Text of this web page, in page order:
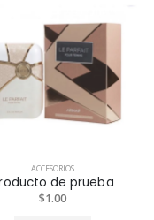
ACCESORIOS
de prueba
$1.00